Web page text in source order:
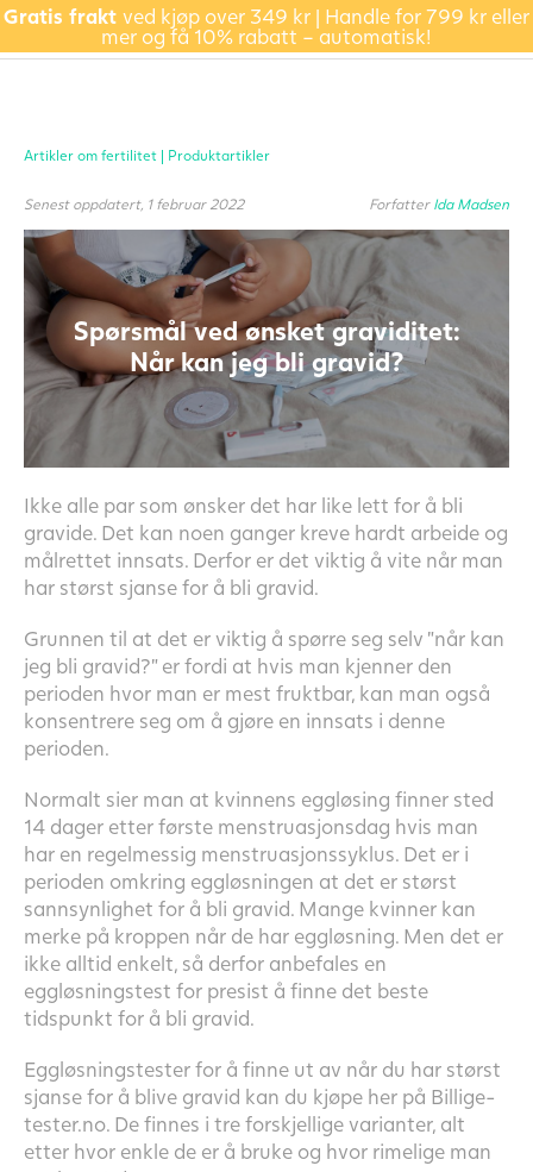
Gratis frakt ved kjøp over 349 kr | Handle for 799 kr eller
mer og få 10% rabatt – automatisk!
Artikler om fertilitet | Produktartikler
Senest oppdatert, 1 februar 2022 Forfatter Ida Madsen
Spørsmål ved ønsket graviditet:
Når kan jeg bli gravid?
Ikke alle par som ønsker det har like lett for å bli
gravide. Det kan noen ganger kreve hardt arbeide og
målrettet innsats. Derfor er det viktig å vite når man
har størst sjanse for å bli gravid.
Grunnen til at det er viktig å spørre seg selv ”når kan
jeg bli gravid?” er fordi at hvis man kjenner den
perioden hvor man er mest fruktbar, kan man også
konsentrere seg om å gjøre en innsats i denne
perioden.
Normalt sier man at kvinnens eggløsing finner sted
14 dager etter første menstruasjonsdag hvis man
har en regelmessig menstruasjonssyklus. Det er i
perioden omkring eggløsningen at det er størst
sannsynlighet for å bli gravid. Mange kvinner kan
merke på kroppen når de har eggløsning. Men det er
ikke alltid enkelt, så derfor anbefales en
eggløsningstest for presist å finne det beste
tidspunkt for å bli gravid.
Eggløsningstester for å finne ut av når du har størst
sjanse for å blive gravid kan du kjøpe her på Billige-
tester.no. De finnes i tre forskjellige varianter, alt
etter hvor enkle de er å bruke og hvor rimelige man